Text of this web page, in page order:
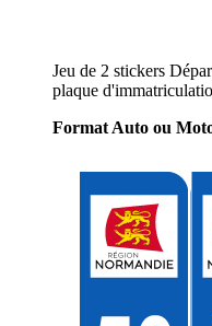
Jeu de 2 stickers
plaque
Format Auto ou